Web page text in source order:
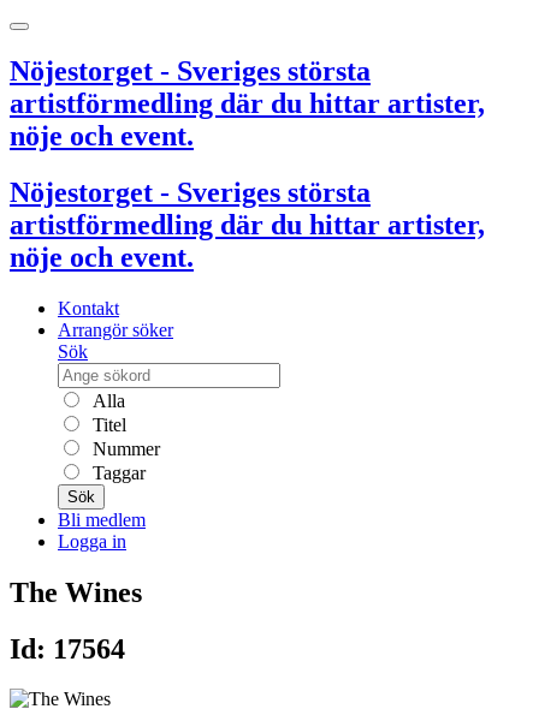
Nöjestorget - Sveriges största
artistförmedling där du hittar artister,
nöje och event.
Nöjestorget - Sveriges största
artistförmedling där du hittar artister,
nöje och event.
Kontakt
Arrangör söker
Sök
Alla
Titel
Nummer
Taggar
Sök
Bli medlem
Logga in
The Wines
Id: 17564